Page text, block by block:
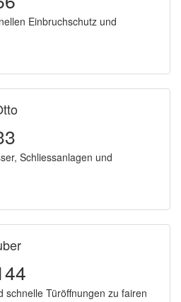
Einbruchschutz und
Schliessanlagen und
schnelle Türöffnungen zu fairen